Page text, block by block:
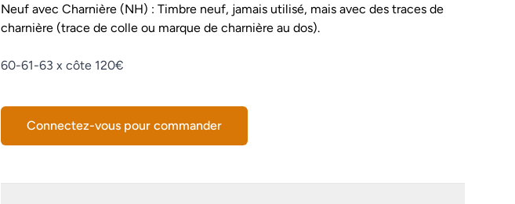
Conditions
Neuf avec Charnière (NH) : Timbre neuf, jamais utilisé, mais avec des traces de
charnière (trace de colle ou marque de charnière au dos).
Description
60-61-63 x côte 120€
Connectez-vous pour commander